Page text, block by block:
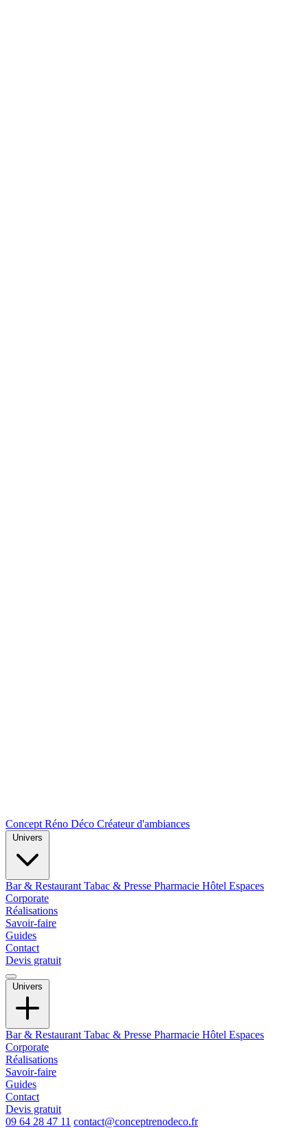
Concept Réno Déco Créateur d'ambiances
Bar & Restaurant Tabac & Presse Pharmacie Hôtel Espaces
Corporate
Réalisations
Savoir-faire
Guides
Contact
Devis gratuit
Univers
Bar & Restaurant Tabac & Presse Pharmacie Hôtel Espaces
Corporate
Réalisations
Savoir-faire
Guides
Contact
Devis gratuit
09 64 28 47 11 contact@conceptrenodeco.fr